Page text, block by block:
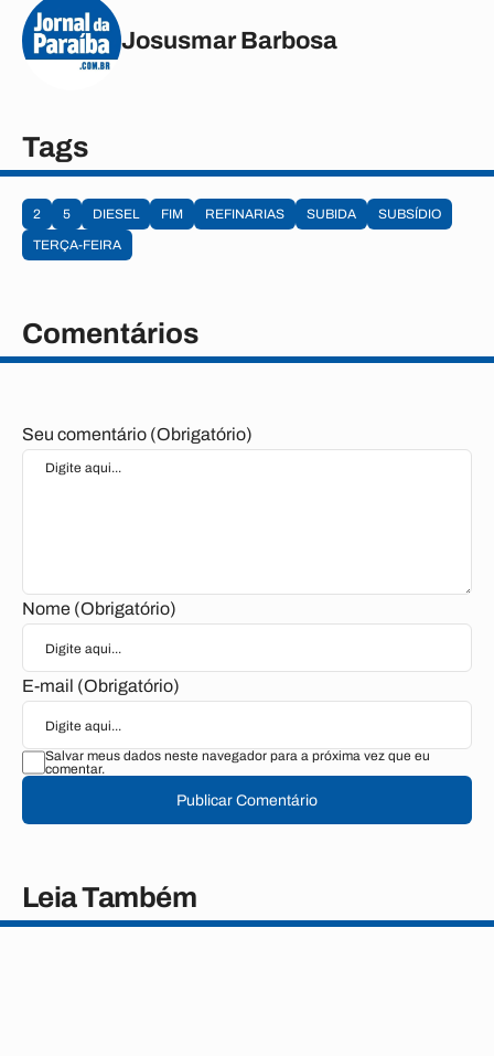
Josusmar Barbosa
Tags
2 5 DIESEL FIM REFINARIAS SUBIDA
SUBSÍDIO
TERÇA-FEIRA
Comentários
Seu comentário (Obrigatório)
Nome (Obrigatório)
E-mail (Obrigatório)
Salvar meus dados neste navegador para a próxima vez que eu
comentar.
Publicar Comentário
Leia Também